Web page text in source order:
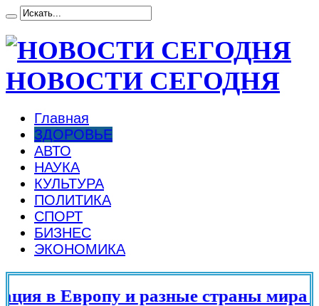
НОВОСТИ СЕГОДНЯ
Главная
ЗДОРОВЬЕ
АВТО
НАУКА
КУЛЬТУРА
ПОЛИТИКА
СПОРТ
БИЗНЕС
ЭКОНОМИКА
в Европу и разные страны мира в